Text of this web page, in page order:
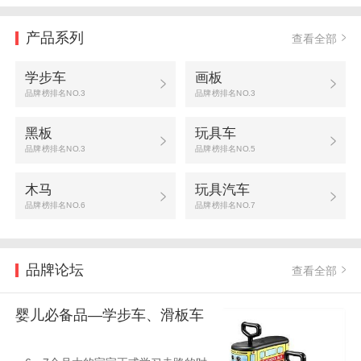
产品系列 查看全部
学步车
品牌榜排名NO.3
画板
品牌榜排名NO.3
黑板
品牌榜排名NO.3
玩具车
品牌榜排名NO.5
木马
品牌榜排名NO.6
玩具汽车
品牌榜排名NO.7
品牌论坛 查看全部
婴儿必备品—学步车、滑板车